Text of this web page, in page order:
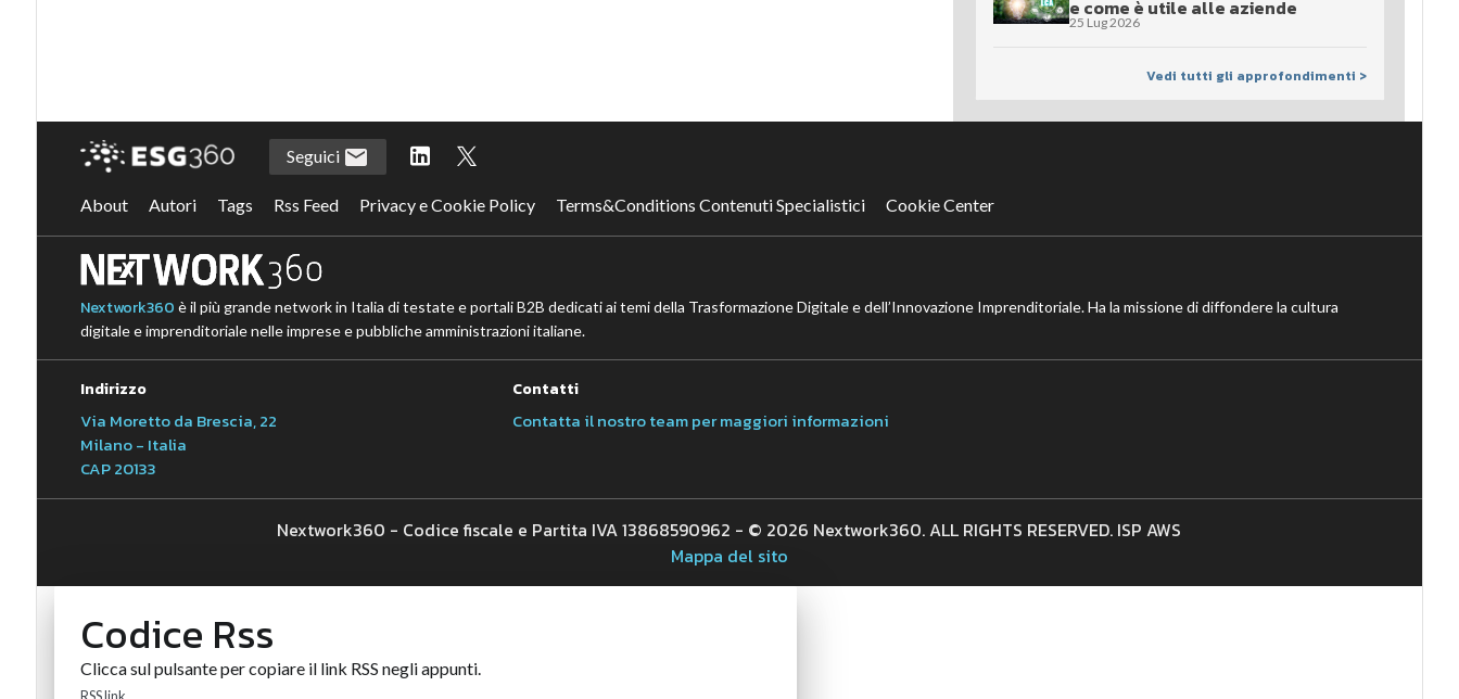
e come è utile alle aziende
25 Lug 2026
Vedi tutti gli approfondimenti >
Seguici
About Autori Tags Rss Feed Privacy e Cookie Policy Terms&Conditions Contenuti Specialistici Cookie Center
Nextwork360 è il più grande network in Italia di testate e portali B2B dedicati ai temi della Trasformazione Digitale e dell’Innovazione Imprenditoriale. Ha la missione di diffondere la cultura
digitale e imprenditoriale nelle imprese e pubbliche amministrazioni italiane.
Indirizzo
Via Moretto da Brescia, 22
Milano - Italia
CAP 20133
Contatti
Contatta il nostro team per maggiori informazioni
Nextwork360 - Codice fiscale e Partita IVA 13868590962 - © 2026 Nextwork360. ALL RIGHTS RESERVED. ISP AWS
Mappa del sito
Codice Rss
Clicca sul pulsante per copiare il link RSS negli appunti.